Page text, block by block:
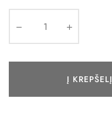
Į KREPŠELĮ